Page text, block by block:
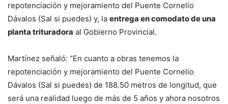
repotenciación y mejoramiento del Puente Cornelio
Dávalos (Sal si puedes) y, la entrega en comodato de una
planta trituradora al Gobierno Provincial.
Martínez señaló: “En cuanto a obras tenemos la
repotenciación y mejoramiento del Puente Cornelio
Dávalos (Sal si puedes) de 188.50 metros de longitud, que
será una realidad luego de más de 5 años y ahora nosotros